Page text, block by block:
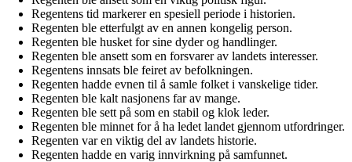
Regentens tid markerer en spesiell periode i historien.
Regenten ble etterfulgt av en annen kongelig person.
Regenten ble husket for sine dyder og handlinger.
Regenten ble ansett som en forsvarer av landets interesser.
Regentens innsats ble feiret av befolkningen.
Regenten hadde evnen til å samle folket i vanskelige tider.
Regenten ble kalt nasjonens far av mange.
Regenten ble sett på som en stabil og klok leder.
Regenten ble minnet for å ha ledet landet gjennom utfordringer.
Regenten var en viktig del av landets historie.
Regenten hadde en varig innvirkning på samfunnet.